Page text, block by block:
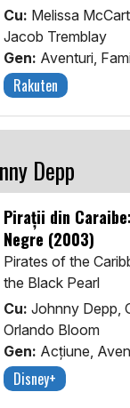
Cu: Melissa
Jacob Tremblay
Gen: Aventuri,
Rakuten
Depp
Pirații din
Negre (2003)
Pirates of the
the Black Pearl
Cu: Johnny Depp,
Orlando Bloom
Gen: Acţiune,
Disney+